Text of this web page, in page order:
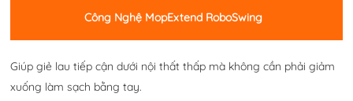
Công Nghệ MopExtend RoboSwing
Giúp giẻ lau tiếp cận dưới nội thất thấp mà không cần phải giảm
xuống làm sạch bằng tay.